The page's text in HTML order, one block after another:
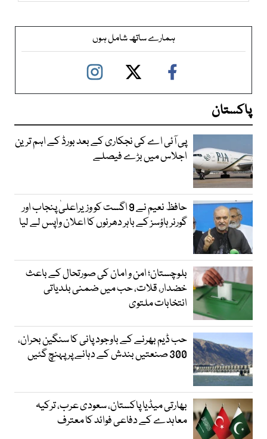
ہمارے ساتھ شامل ہوں
پاکستان
پی آئی اے کی نجکاری کے بعد بورڈ کے اہم ترین
اجلاس میں بڑے فیصلے
حافظ نعیم نے 9 اگست کو وزیراعلیٰ پنجاب اور
گورنر ہاؤسز کے باہر دھرنوں کا اعلان واپس لے لیا
بلوچستان؛ امن و امان کی صورتحال کے باعث
خضدار، قلات، حب میں ضمنی بلدیاتی
انتخابات ملتوی
حب ڈیم بھرنے کے باوجود پانی کا سنگین بحران،
300 صنعتیں بندش کے دہانے پر پہنچ گئیں
بھارتی میڈیا پاکستان، سعودی عرب، ترکیہ
معاہدے کے دفاعی فوائد کا معترف